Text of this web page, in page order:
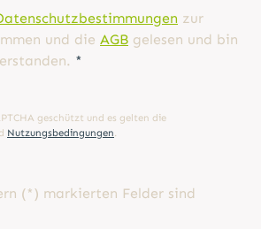
zur
und die AGB gelesen und bin
*
geschützt und es gelten die
Nutzungsbedingungen
(*) markierten Felder sind